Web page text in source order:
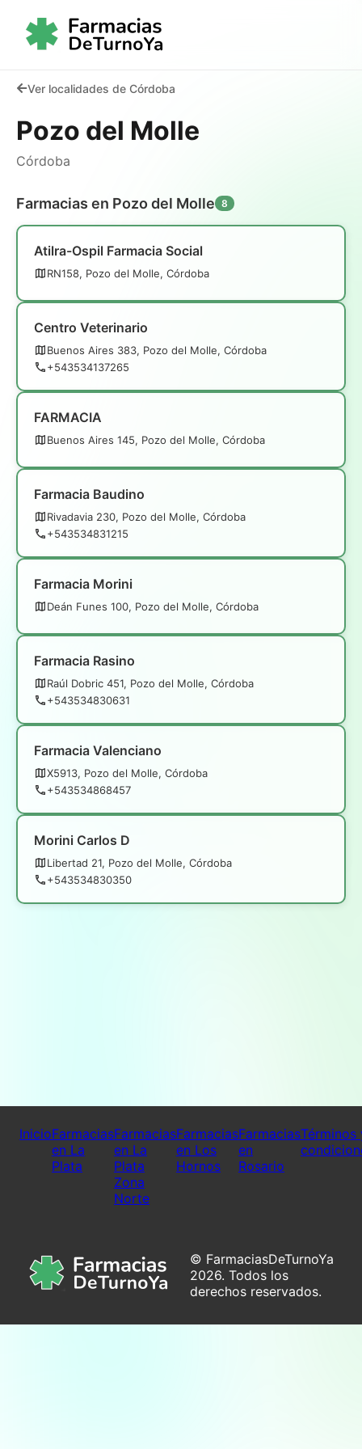
Ver localidades de Córdoba
Pozo del Molle
Córdoba
Farmacias en Pozo del Molle 8
Atilra-Ospil Farmacia Social
RN158, Pozo del Molle, Córdoba
Centro Veterinario
Buenos Aires 383, Pozo del Molle, Córdoba
+543534137265
FARMACIA
Buenos Aires 145, Pozo del Molle, Córdoba
Farmacia Baudino
Rivadavia 230, Pozo del Molle, Córdoba
+543534831215
Farmacia Morini
Deán Funes 100, Pozo del Molle, Córdoba
Farmacia Rasino
Raúl Dobric 451, Pozo del Molle, Córdoba
+543534830631
Farmacia Valenciano
X5913, Pozo del Molle, Córdoba
+543534868457
Morini Carlos D
Libertad 21, Pozo del Molle, Córdoba
+543534830350
InicioFarmacias
en La
Plata
Farmacias
en La
Plata
Zona
Norte
Farmacias
en Los
Hornos
Farmacias
en
Rosario
Términos
© FarmaciasDeTurnoYa
2026. Todos los
derechos reservados.